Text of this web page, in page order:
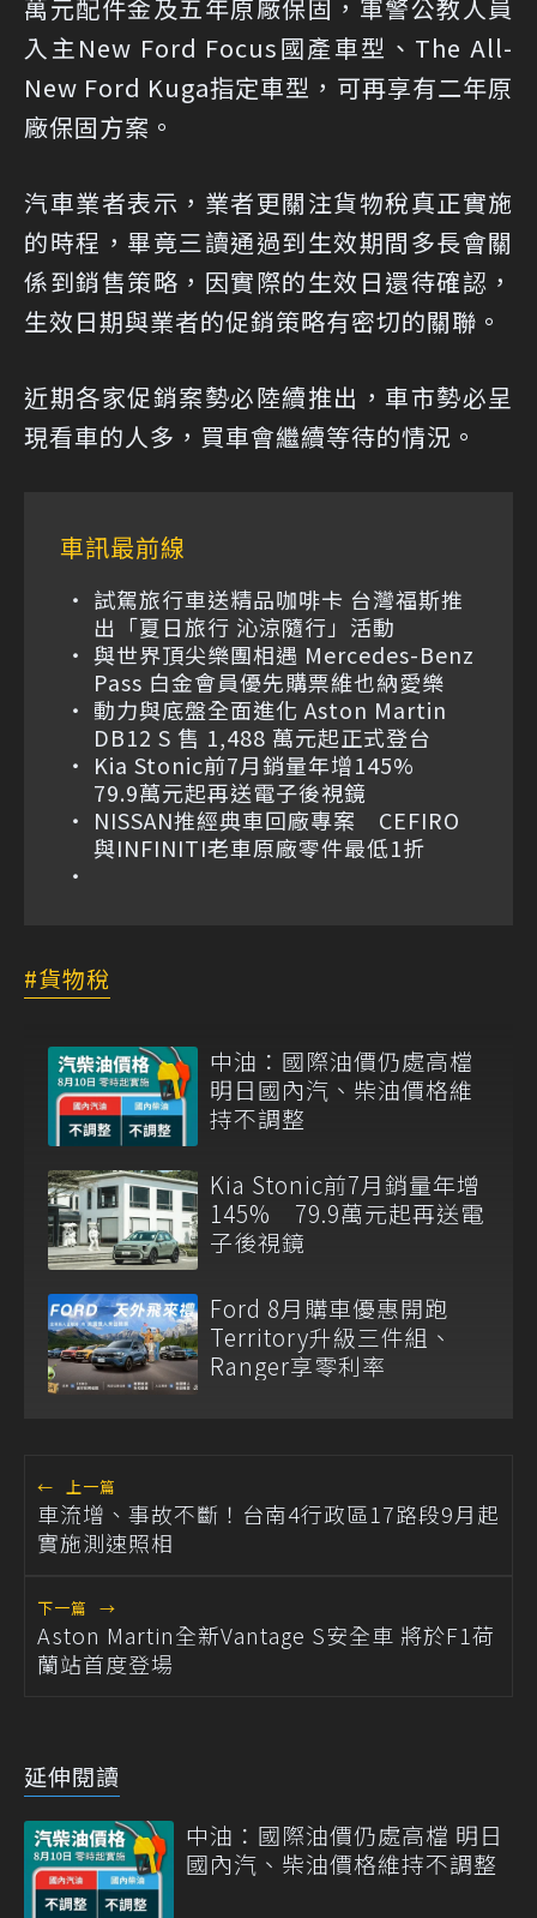
萬元配件金及五年原廠保固，軍警公教人員
入主New Ford Focus國產車型、The All-
New Ford Kuga指定車型，可再享有二年原
廠保固方案。
汽車業者表示，業者更關注貨物稅真正實施
的時程，畢竟三讀通過到生效期間多長會關
係到銷售策略，因實際的生效日還待確認，
生效日期與業者的促銷策略有密切的關聯。
近期各家促銷案勢必陸續推出，車市勢必呈
現看車的人多，買車會繼續等待的情況。
車訊最前線
試駕旅行車送精品咖啡卡 台灣福斯推
出「夏日旅行 沁涼隨行」活動
與世界頂尖樂團相遇 Mercedes-Benz
Pass 白金會員優先購票維也納愛樂
動力與底盤全面進化 Aston Martin
DB12 S 售 1,488 萬元起正式登台
Kia Stonic前7月銷量年增145%
79.9萬元起再送電子後視鏡
NISSAN推經典車回廠專案 CEFIRO
與INFINITI老車原廠零件最低1折
貨物稅
中油：國際油價仍處高檔
明日國內汽、柴油價格維
持不調整
Kia Stonic前7月銷量年增
145% 79.9萬元起再送電
子後視鏡
Ford 8月購車優惠開跑
Territory升級三件組、
Ranger享零利率
← 上一篇
車流增、事故不斷！台南4行政區17路段9月起
實施測速照相
下一篇 →
Aston Martin全新Vantage S安全車 將於F1荷
蘭站首度登場
延伸閱讀
中油：國際油價仍處高檔 明日
國內汽、柴油價格維持不調整